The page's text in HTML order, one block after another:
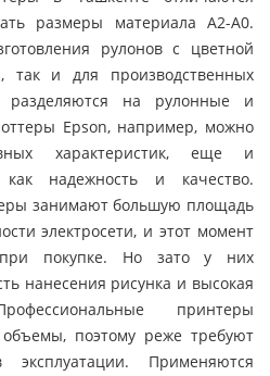
размеры материала А2-А0.
рулонов с цветной
так и для производственных
разделяются на рулонные и
Epson, например, можно
характеристик, еще и
как надежность и качество.
занимают большую площадь
электросети, и этот момент
покупке. Но зато у них
нанесения рисунка и высокая
принтеры
поэтому реже требуют
Применяются